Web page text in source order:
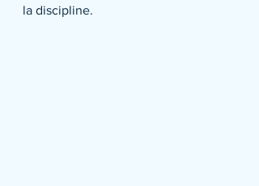
la discipline.